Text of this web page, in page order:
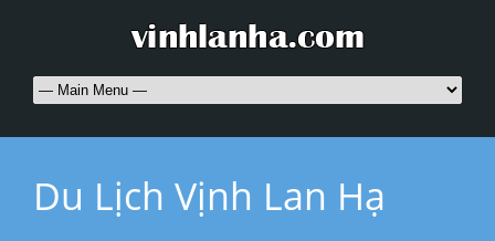
Du Lịch Vịnh Lan Hạ